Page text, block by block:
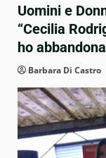
Uomini e
“Cecilia
ho
Barbara Di Castro